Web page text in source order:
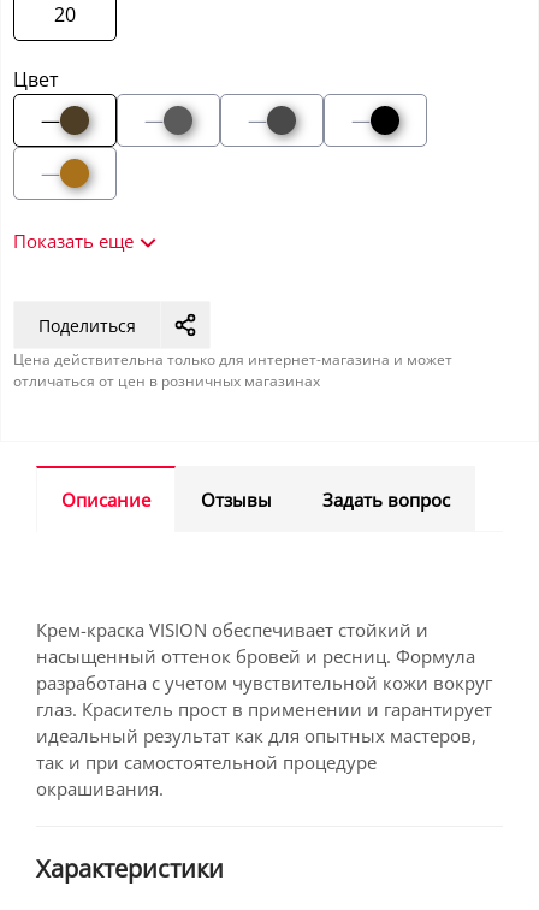
20
Цвет
—
— —
—
—
Показать еще
Поделиться
Цена действительна только для интернет-магазина и может
отличаться от цен в розничных магазинах
Описание Отзывы Задать вопрос
Крем-краска VISION обеспечивает стойкий и
насыщенный оттенок бровей и ресниц. Формула
разработана с учетом чувствительной кожи вокруг
глаз. Краситель прост в применении и гарантирует
идеальный результат как для опытных мастеров,
так и при самостоятельной процедуре
окрашивания.
Характеристики